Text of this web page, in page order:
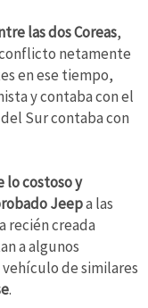
las dos Coreas,
netamente
en ese tiempo,
y contaba con el
Sur contaba con
lo costoso y
Jeepa las
recién creada
a algunos
de similares
.